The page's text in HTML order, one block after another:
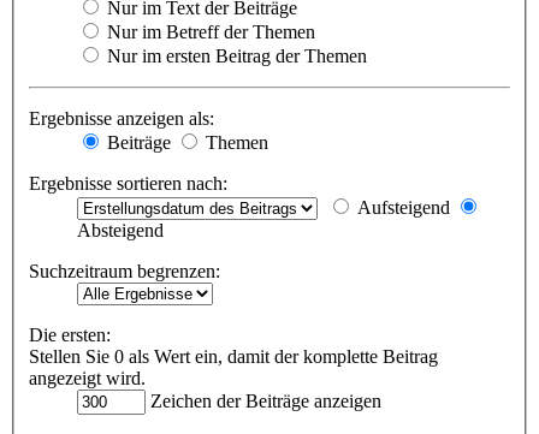
Nur im Text der Beiträge
Nur im Betreff der Themen
Nur im ersten Beitrag der Themen
Ergebnisse anzeigen als:
Beiträge
Themen
Ergebnisse sortieren nach:
Aufsteigend
Absteigend
Suchzeitraum begrenzen:
Die ersten:
Stellen Sie 0 als Wert ein, damit der komplette Beitrag
angezeigt wird.
Zeichen der Beiträge anzeigen